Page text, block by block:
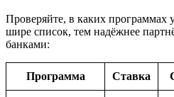
Проверяйте, в каких программах
шире список, тем надёжнее
банками:
Программа Ставка